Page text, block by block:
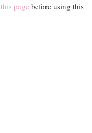
this page before using this